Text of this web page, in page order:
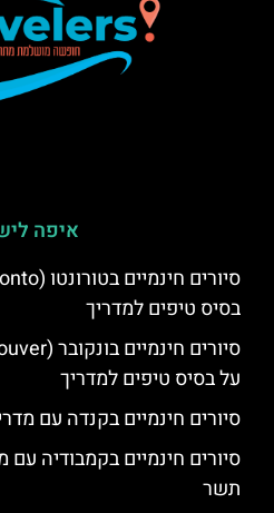
איפה
בסיס טיפים למדריך
על בסיס טיפים למדריך
סיורים חינמיים בקנדה עם
סיורים חינמיים בקמבודיה עם
תשר